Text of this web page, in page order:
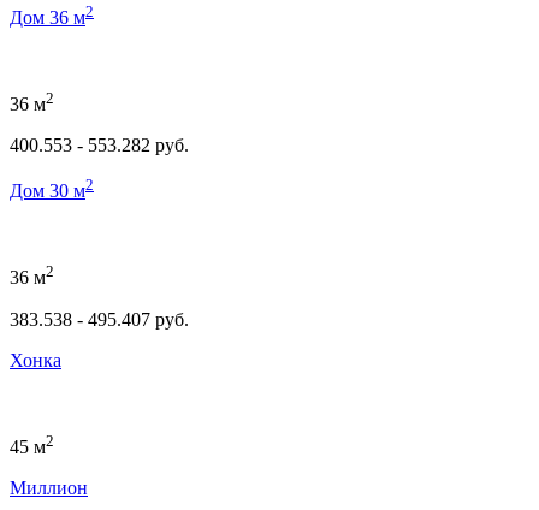
Дом 36 м2
36 м2
400.553 - 553.282 руб.
Дом 30 м2
36 м2
383.538 - 495.407 руб.
Хонка
45 м2
Миллион